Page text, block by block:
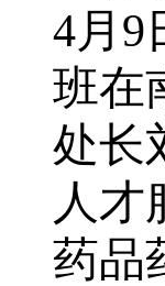
4月 9
班在
处长
人才
药品